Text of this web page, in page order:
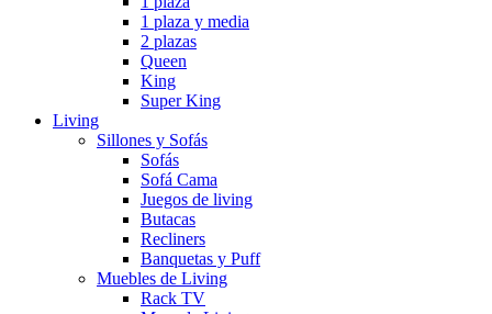
1 plaza y media
2 plazas
Queen
King
Super King
Living
Sillones y Sofás
Sofás
Sofá Cama
Juegos de living
Butacas
Recliners
Banquetas y Puff
Muebles de Living
Rack TV